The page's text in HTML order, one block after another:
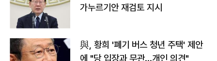
가누르기안 재검토 지시
與, 황희 '폐기 버스 청년 주택' 제안
에 "당 입장과 무관…개인 의견"